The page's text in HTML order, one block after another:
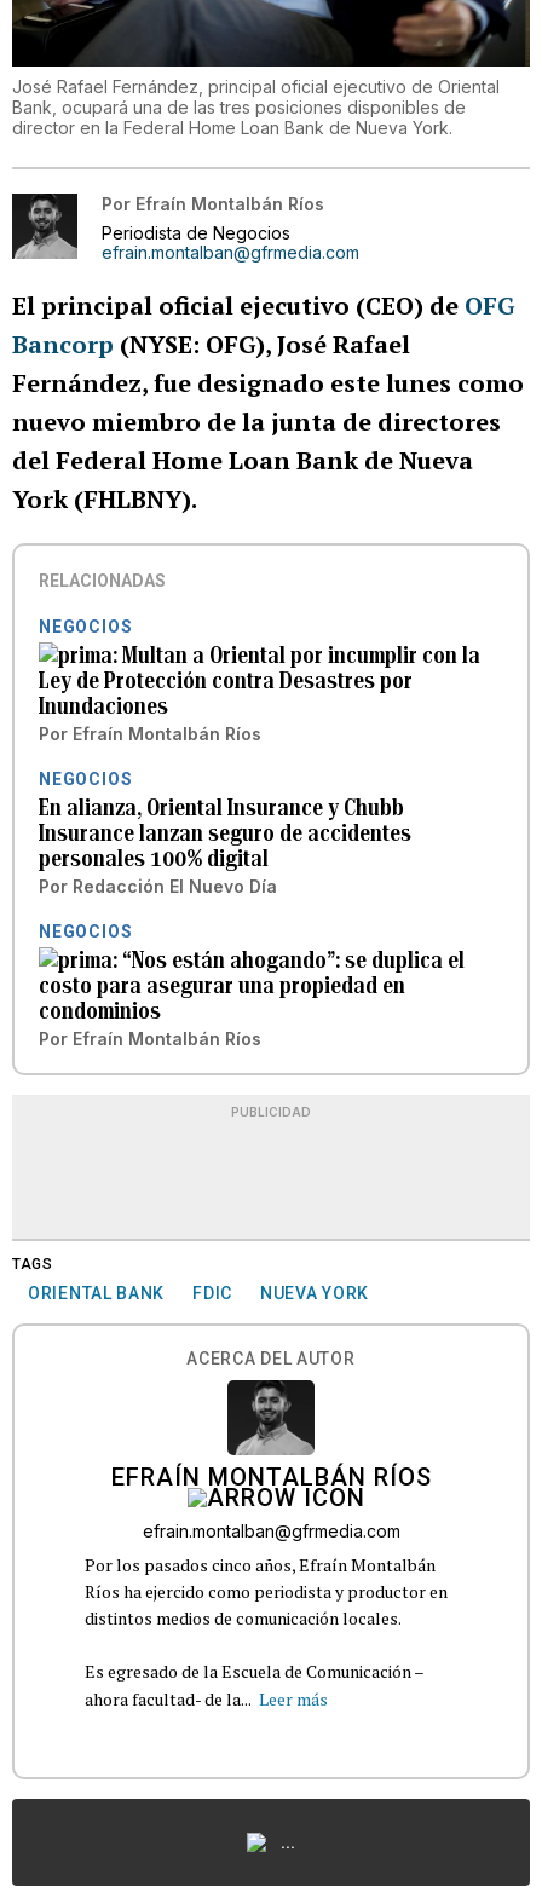
José Rafael Fernández, principal oficial ejecutivo de Oriental
Bank, ocupará una de las tres posiciones disponibles de
director en la Federal Home Loan Bank de Nueva York.
Por Efraín Montalbán Ríos
Periodista de Negocios
efrain.montalban@gfrmedia.com
El principal oficial ejecutivo (CEO) de OFG
Bancorp (NYSE: OFG), José Rafael
Fernández, fue designado este lunes como
nuevo miembro de la junta de directores
del Federal Home Loan Bank de Nueva
York (FHLBNY).
RELACIONADAS
NEGOCIOS
Multan a Oriental por incumplir con la
Ley de Protección contra Desastres por
Inundaciones
Por Efraín Montalbán Ríos
NEGOCIOS
En alianza, Oriental Insurance y Chubb
Insurance lanzan seguro de accidentes
personales 100% digital
Por Redacción El Nuevo Día
NEGOCIOS
“Nos están ahogando”: se duplica el
costo para asegurar una propiedad en
condominios
Por Efraín Montalbán Ríos
PUBLICIDAD
TAGS
ORIENTAL BANK FDIC NUEVA YORK
ACERCA DEL AUTOR
EFRAÍN MONTALBÁN RÍOS
efrain.montalban@gfrmedia.com
Por los pasados cinco años, Efraín Montalbán
Ríos ha ejercido como periodista y productor en
distintos medios de comunicación locales.
Es egresado de la Escuela de Comunicación –
ahora facultad- de la... Leer más
...